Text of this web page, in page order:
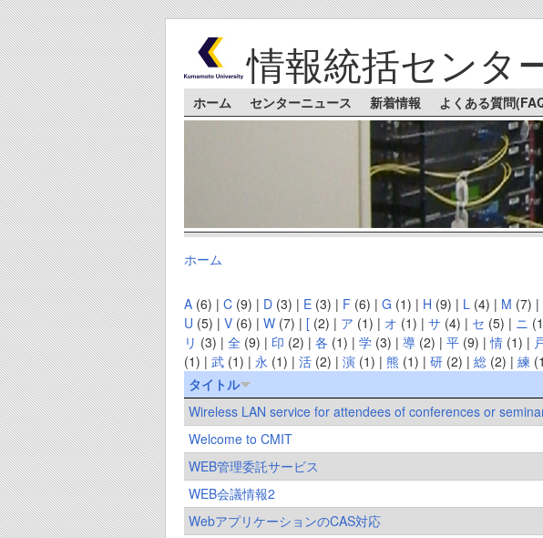
Skip to main content
情報統括センタ
Main menu
ホーム センターニュース 新着情報 よくある質問
You are here
ホーム
A (6) | C (9) | D (3) | E (3) | F (6) | G (1) | H (9) | L (4) | M (7) |
U (5) | V (6) | W (7) | [ (2) | ア (1) | オ (1) | サ (4) | セ (5) | ニ
リ (3) | 全 (9) | 印 (2) | 各 (1) | 学 (3) | 導 (2) | 平 (9) |情 (1) |
(1) | 武 (1) | 永 (1) | 活 (2) | 演 (1) | 熊 (1) | 研 (2) | 総 (2) | 練
タイトル
Wireless LAN service for attendees of conferences or
Welcome to CMIT
WEB管理委託サービス
WEB会議情報2
WebアプリケーションのCAS対応